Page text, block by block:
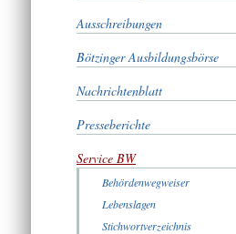
Ausschreibungen
Bötzinger Ausbildungsbörse
Nachrichtenblatt
Presseberichte
Service BW
Behördenwegweiser
Lebenslagen
Stichwortverzeichnis